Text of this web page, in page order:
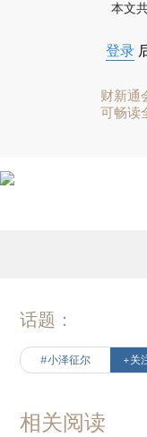
本文
登录
财新通
可畅读
话题：
#小泽征尔 +关
相关阅读